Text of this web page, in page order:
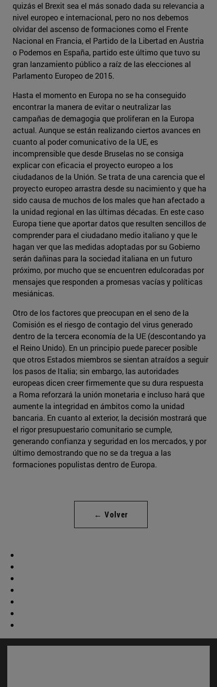
quizás el Brexit sea el más sonado dada su relevancia a
nivel europeo e internacional, pero no nos debemos
olvidar del ascenso de formaciones como el Frente
Nacional en Francia, el Partido de la Libertad en Austria
o Podemos en España, partido este último que tuvo su
gran lanzamiento público a raíz de las elecciones al
Parlamento Europeo de 2015.
Hasta el momento en Europa no se ha conseguido
encontrar la manera de evitar o neutralizar las
campañas de demagogia que proliferan en la Europa
actual. Aunque se están realizando ciertos avances en
cuanto al poder comunicativo de la UE, es
incomprensible que desde Bruselas no se consiga
explicar con eficacia el proyecto europeo a los
ciudadanos de la Unión. Se trata de una carencia que el
proyecto europeo arrastra desde su nacimiento y que ha
sido causa de muchos de los males que han afectado a
la unidad regional en las últimas décadas. En este caso
Europa tiene que aportar datos que resulten sencillos de
comprender para el ciudadano medio italiano y que le
hagan ver que las medidas adoptadas por su Gobierno
serán dañinas para la sociedad italiana en un futuro
próximo, por mucho que se encuentren edulcoradas por
mensajes que responden a promesas vacías y políticas
mesiánicas.
Otro de los factores que preocupan en el seno de la
Comisión es el riesgo de contagio del virus generado
dentro de la tercera economía de la UE (descontando ya
el Reino Unido). En un principio puede parecer posible
que otros Estados miembros se sientan atraídos a seguir
los pasos de Italia; sin embargo, las autoridades
europeas dicen creer firmemente que su dura respuesta
a Roma reforzará la unión monetaria e incluso hará que
aumente la integridad en ámbitos como la unidad
bancaria. En cuanto al exterior, la decisión mostrará que
el rigor presupuestario comunitario se cumple,
generando confianza y seguridad en los mercados, y por
último demostrando que no se da tregua a las
formaciones populistas dentro de Europa.
← Volver